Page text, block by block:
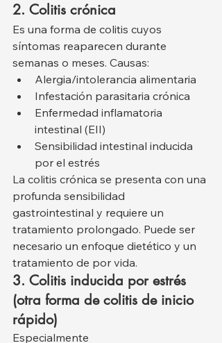
2. Colitis crónica
Es una forma de colitis cuyos
síntomas reaparecen durante
semanas o meses. Causas:
Alergia/intolerancia alimentaria
Infestación parasitaria crónica
Enfermedad inflamatoria
intestinal (EII)
Sensibilidad intestinal inducida
por el estrés
La colitis crónica se presenta con una
profunda sensibilidad
gastrointestinal y requiere un
tratamiento prolongado. Puede ser
necesario un enfoque dietético y un
tratamiento de por vida.
3. Colitis inducida por estrés
(otra forma de colitis de inicio
rápido)
Especialmente